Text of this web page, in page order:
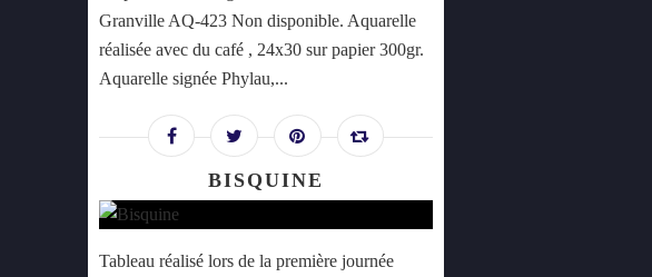
Granville AQ-423 Non disponible. Aquarelle
réalisée avec du café , 24x30 sur papier 300gr.
Aquarelle signée Phylau,...
BISQUINE
Tableau réalisé lors de la première journée